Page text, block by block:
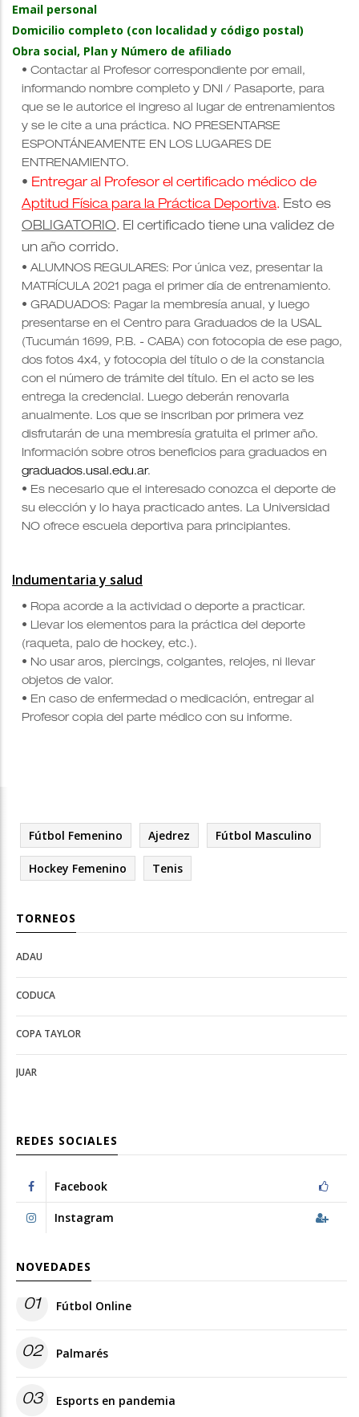
Email personal
Domicilio completo (con localidad y código postal)
Obra social, Plan y Número de afiliado
• Contactar al Profesor correspondiente por email,
informando nombre completo y DNI / Pasaporte, para
que se le autorice el ingreso al lugar de entrenamientos
y se le cite a una práctica. NO PRESENTARSE
ESPONTÁNEAMENTE EN LOS LUGARES DE
ENTRENAMIENTO.
• Entregar al Profesor el certificado médico de
Aptitud Física para la Práctica Deportiva. Esto es
OBLIGATORIO. El certificado tiene una validez de
un año corrido.
• ALUMNOS REGULARES: Por única vez, presentar la
MATRÍCULA 2021 paga el primer día de entrenamiento.
• GRADUADOS: Pagar la membresía anual, y luego
presentarse en el Centro para Graduados de la USAL
(Tucumán 1699, P.B. - CABA) con fotocopia de ese pago,
dos fotos 4x4, y fotocopia del título o de la constancia
con el número de trámite del título. En el acto se les
entrega la credencial. Luego deberán renovarla
anualmente. Los que se inscriban por primera vez
disfrutarán de una membresía gratuita el primer año.
Información sobre otros beneficios para graduados en
graduados.usal.edu.ar.
• Es necesario que el interesado conozca el deporte de
su elección y lo haya practicado antes. La Universidad
NO ofrece escuela deportiva para principiantes.
Indumentaria y salud
• Ropa acorde a la actividad o deporte a practicar.
• Llevar los elementos para la práctica del deporte
(raqueta, palo de hockey, etc.).
• No usar aros, piercings, colgantes, relojes, ni llevar
objetos de valor.
• En caso de enfermedad o medicación, entregar al
Profesor copia del parte médico con su informe.
Fútbol Femenino Ajedrez Fútbol Masculino
Hockey Femenino Tenis
TORNEOS
Open
Deportes
configuration
options
Open
configuration
options
ADAU
CODUCA
COPA TAYLOR
JUAR
REDES SOCIALES
Facebook
Instagram
NOVEDADES
01 Fútbol Online
02 Palmarés
03 Esports en pandemia